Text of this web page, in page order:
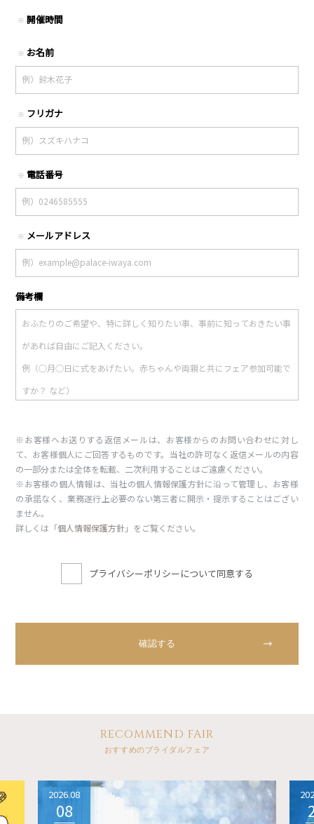
※ 開催時間
※ お名前
※ フリガナ
※ 電話番号
※ メールアドレス
備考欄
※お客様へお送りする返信メールは、お客様からのお問い合わせに対し
て、お客様個人にご回答するものです。当社の許可なく返信メールの内容
の一部分または全体を転載、二次利用することはご遠慮ください。
※お客様の個人情報は、当社の個人情報保護方針に沿って管理し、お客様
の承諾なく、業務遂行上必要のない第三者に開示・提示することはござい
ません。
詳しくは「個人情報保護方針」をご覧ください。
プライバシーポリシーについて同意する
RECOMMEND FAIR
おすすめのブライダルフェア
2026.08
08